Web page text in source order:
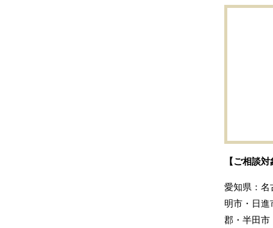
【ご相談
愛知県：名
明市・日
郡・半田市